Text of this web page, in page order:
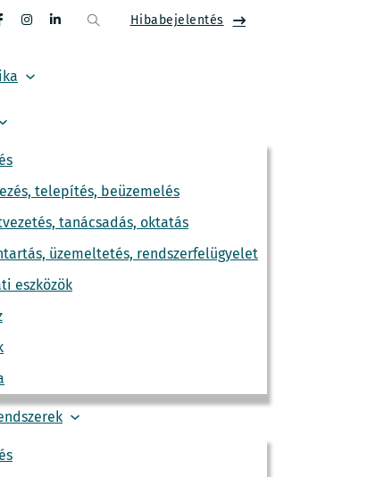
Hibabejelentés
telepítés, beüzemelés
tanácsadás, oktatás
üzemeltetés, rendszerfelügyelet
eszközök
hogyan dolgoznak az
a másik pedig a
minősítéssel vannak ellátva,